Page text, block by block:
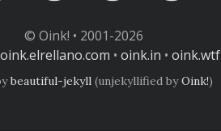
© Oink! • 2001-2026
oink.elrellano.com • oink.in • oink.wtf
beautiful-jekyll (unjekyllified byOink!)